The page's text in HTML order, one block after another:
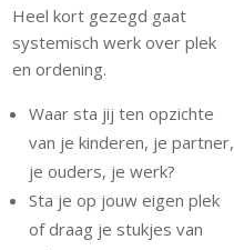
Heel kort gezegd gaat
systemisch werk over plek
en ordening.
Waar sta jij ten opzichte
van je kinderen, je partner,
je ouders, je werk?
Sta je op jouw eigen plek
of draag je stukjes van